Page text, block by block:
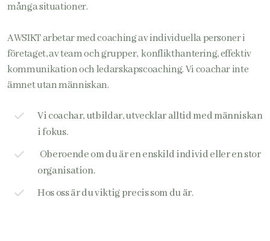
många situationer.
AWSIKT arbetar med coaching av individuella personer i
företaget, av team och grupper, konflikthantering, effektiv
kommunikation och ledarskapscoaching. Vi coachar inte
ämnet utan människan.
Vi coachar, utbildar, utvecklar alltid med människan
i fokus.
Oberoende om du är en enskild individ eller en stor
organisation.
Hos oss är du viktig precis som du är.